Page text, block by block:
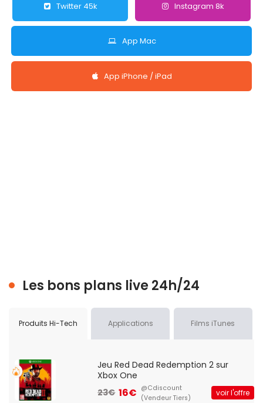
Twitter 45k Instagram 8k
App Mac
App iPhone / iPad
Les bons plans live 24h/24
Produits Hi-Tech Applications Films iTunes
Jeu Red Dead Redemption 2 sur
Xbox One
23€ 16€ @Cdiscount
(Vendeur Tiers)
voir l'offre